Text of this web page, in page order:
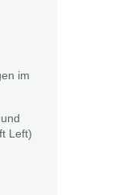
im
Left)